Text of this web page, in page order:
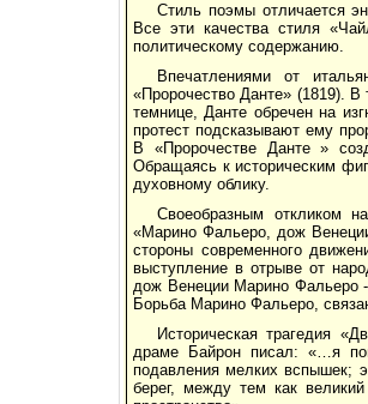
Стиль поэмы отличается
Все эти качества стиля
политическому содержанию.
Впечатлениями от
«Пророчество Данте» (1819). В
темнице, Данте обречен на
протест подсказывают ему
В «Пророчестве Данте »
Обращаясь к историческим
духовному облику.
Своеобразным откликом
«Марино Фальеро, дож
стороны современного
выступление в отрыве от
дож Венеции Марино Фальеро
Борьба Марино Фальеро,
Историческая трагедия
драме Байрон писал: «…я
подавления мелких вспышек;
берег, между тем как